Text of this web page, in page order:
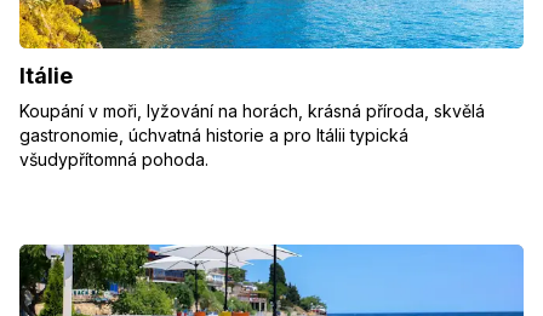
Itálie
Koupání v moři, lyžování na horách, krásná příroda, skvělá
gastronomie, úchvatná historie a pro Itálii typická
všudypřítomná pohoda.